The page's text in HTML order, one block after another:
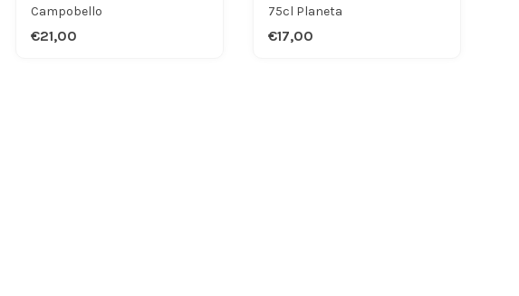
Campobello
€21,00
75cl Planeta
€17,00